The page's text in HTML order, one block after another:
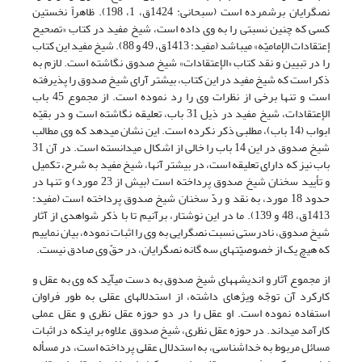
نص‏گرایان برشمرده است (سبحانی: 1424ق، 1، 198). ظاهراً نخستین
کسی که چنین نسبتی را به وی داده است، شیخ مفید در کتاب «تصحیح
إعتقادات الإمامیّه» می‏باشد (مفید: 1413ق، 49 و 88). شیخ مفید این کتاب
را در تبیین و نقد کتاب «الإعتقادات» شیخ صدوق نگاشته است. لازم به
ذکر است که شیخ مفید در این کتاب، بیش‏تر آرای شیخ صدوق را پذیرفته
است و تنها برخی از نظرات وی را رد نموده است. از مجموع 45 باب
الإعتقادات، شیخ مفید در ذیل 31 باب، تعلیقه نگاشته است و در بقیّه
ابواب (14 باب)، مطلبی ذکر نکرده است. این نشان می‏دهد که وی مطالب
شیخ صدوق در این 14 باب را خالی از اشکال می‏دانسته است. در آن 31
باب نیز که دارای تعلیقه است، در بیش‏تر آن‏ها، شیخ مفید به شرح، تکمیل
و تأیید سخنان شیخ صدوق پرداخته است (بیش از 23 مورد) و تنها در
حدود 18 مورد، به نقد و ردّ سخنان شیخ صدوق پرداخته است (مفید:
1413ق، 48 و 139). ما در این نوشتار، برآنیم تا با ذکر شواهدی از آثار
شیخ صدوق، نادرستی نسبت نص‎گرایی به وی را اثبات نموده، بیان نماییم
که هیچ یک از خصوصیّت‎های سه گانه نص‏گرایان، در حقّ وی صادق نیست.
از مجموع آثار و اندیشه‏های شیخ صدوق به دست می‏آید که وی به عقل و
کارکرد آن توجّه ویژه‏ای داشته، از استدلال‏های عقلی به طور فراوان
استفاده نموده است. او عقل را در دو حوزه عقل نظری و عقل عملی
کارآمد می‎داند. در حوزه عقل نظری، شیخ صدوق علاوه بر این‏که در اثبات
مسائل مربوط به خداشناسی، به استدلال عقلی پرداخته است، در مسأله